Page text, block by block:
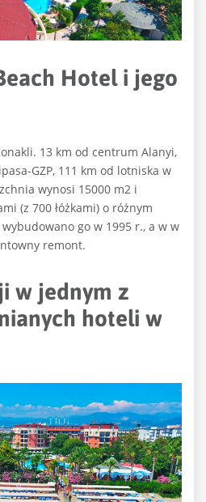
Hotel i jego
13 km od centrum Alanyi,
GZP, 111 km od lotniska w
wynosi 15000 m2 i
(z 700 łóżkami) o różnym
go w 1995 r., a w w
remont.
w jednym z
hoteli w